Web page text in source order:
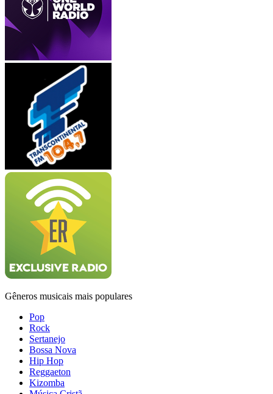
Gêneros musicais mais populares
Pop
Rock
Sertanejo
Bossa Nova
Hip Hop
Reggaeton
Kizomba